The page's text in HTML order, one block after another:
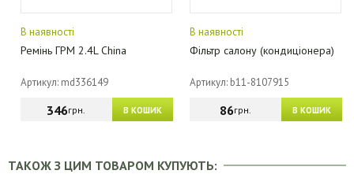
В наявності
Ремінь ГРМ 2.4L China
Артикул: md336149
В КОШИК
346грн.
В наявності
Фільтр салону (кондиціонера)
Артикул: b11-8107915
В КОШИК
86грн.
ТАКОЖ З ЦИМ ТОВАРОМ КУПУЮТЬ: